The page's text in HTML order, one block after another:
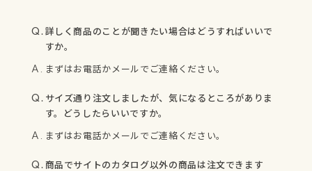
詳しく商品のことが聞きたい場合はどうすればいいで
すか。
まずはお電話かメールでご連絡ください。
サイズ通り注文しましたが、気になるところがありま
す。どうしたらいいですか。
まずはお電話かメールでご連絡ください。
商品でサイトのカタログ以外の商品は注文できます